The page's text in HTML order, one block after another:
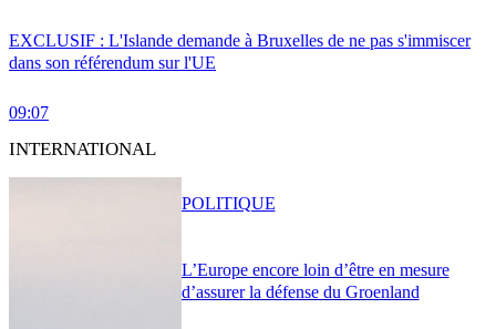
EXCLUSIF : L'Islande demande à Bruxelles de ne pas s'immiscer
dans son référendum sur l'UE
09:07
INTERNATIONAL
L’Europe encore loin d’être en mesure
d’assurer la défense du Groenland
POLITIQUE